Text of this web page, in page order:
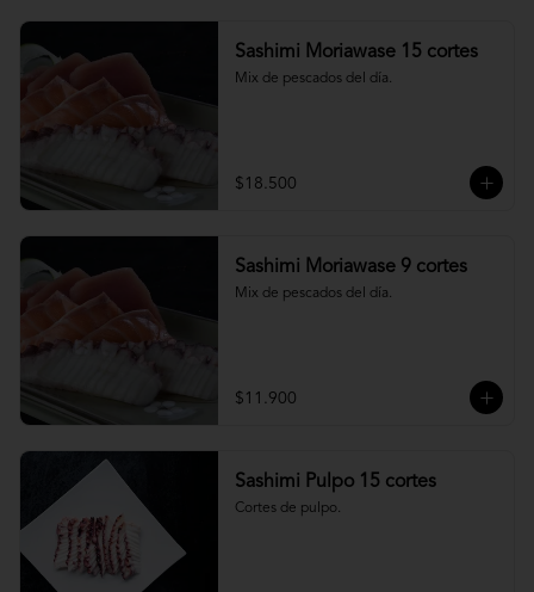
Sashimi Moriawase 15 cortes
Mix de pescados del día.
$18.500
Sashimi Moriawase 9 cortes
Mix de pescados del día.
$11.900
Sashimi Pulpo 15 cortes
Cortes de pulpo.